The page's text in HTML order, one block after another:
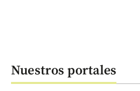
Nuestros portales